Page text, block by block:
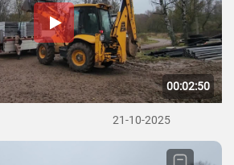
00:02:50
21-10-2025